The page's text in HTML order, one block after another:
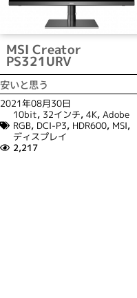
MSI Creator
PS321URV
安いと思う
2021年08月30日
10bit, 32インチ, 4K, Adobe
RGB, DCI-P3, HDR600, MSI,
ディスプレイ
2,217